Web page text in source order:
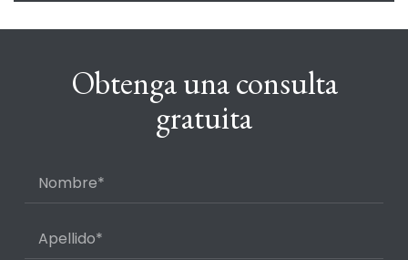
Obtenga una consulta
gratuita